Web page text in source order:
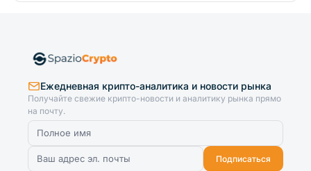
Ежедневная крипто-аналитика и новости рынка
Получайте свежие крипто-новости и аналитику рынка прямо
на почту.
Подписаться